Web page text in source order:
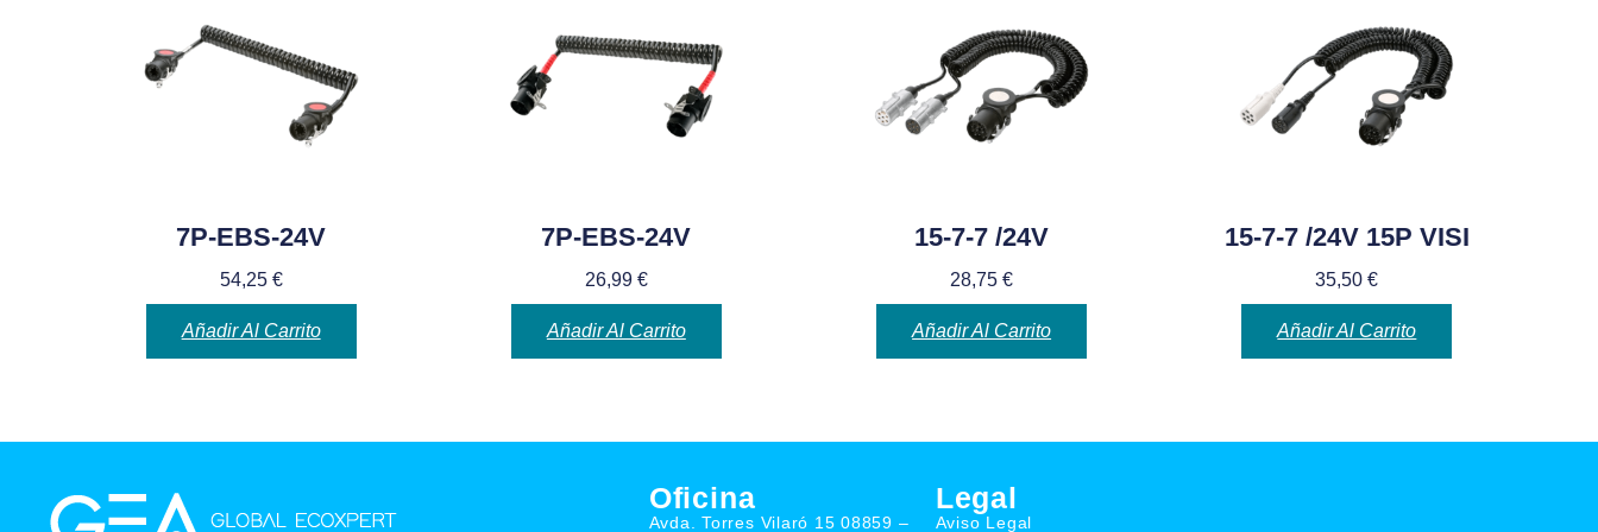
7P-EBS-24V
54,25 €
Añadir Al Carrito
7P-EBS-24V
26,99 €
Añadir Al Carrito
15-7-7 /24V
28,75€
Añadir Al Carrito
15-7-7 /24V 15P VISI
35,50€
Añadir Al Carrito
Oficina
Avda. Torres Vilaró 15 08859 –
Legal
Aviso Legal